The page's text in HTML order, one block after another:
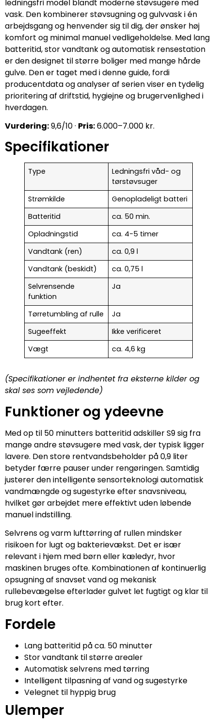
ledningsfri model blandt moderne støvsugere med
vask. Den kombinerer støvsugning og gulvvask i én
arbejdsgang og henvender sig til dig, der ønsker høj
komfort og minimal manuel vedligeholdelse. Med lang
batteritid, stor vandtank og automatisk rensestation
er den designet til større boliger med mange hårde
gulve. Den er taget med i denne guide, fordi
producentdata og analyser af serien viser en tydelig
prioritering af driftstid, hygiejne og brugervenlighed i
hverdagen.
Vurdering:9,6/10 · Pris:6.000–7.000 kr.
Specifikationer
Type
Ledningsfri våd- og
tørstøvsuger
Strømkilde
Genopladeligt batteri
Batteritid
ca. 50 min.
Opladningstid
ca. 4-5 timer
Vandtank (ren)
ca. 0,9 l
Vandtank (beskidt)
ca. 0,75 l
Selvrensende
funktion
Ja
Tørretumbling af rulle
Ja
Sugeeffekt
Ikke verificeret
Vægt
ca. 4,6 kg
(Specifikationer er indhentet fra eksterne kilder og
skal ses som vejledende)
Funktioner og ydeevne
Med op til 50 minutters batteritid adskiller S9 sig fra
mange andre støvsugere med vask, der typisk ligger
lavere. Den store rentvandsbeholder på 0,9 liter
betyder færre pauser under rengøringen. Samtidig
justerer den intelligente sensorteknologi automatisk
vandmængde og sugestyrke efter snavsniveau,
hvilket gør arbejdet mere effektivt uden løbende
manuel indstilling.
Selvrens og varm lufttørring af rullen mindsker
risikoen for lugt og bakterievækst. Det er især
relevant i hjem med børn eller kæledyr, hvor
maskinen bruges ofte. Kombinationen af kontinuerlig
opsugning af snavset vand og mekanisk
rullebevægelse efterlader gulvet let fugtigt og klar til
brug kort efter.
Fordele
Lang batteritid på ca. 50 minutter
Stor vandtank til større arealer
Automatisk selvrens med tørring
Intelligent tilpasning af vand og sugestyrke
Velegnet til hyppig brug
Ulemper